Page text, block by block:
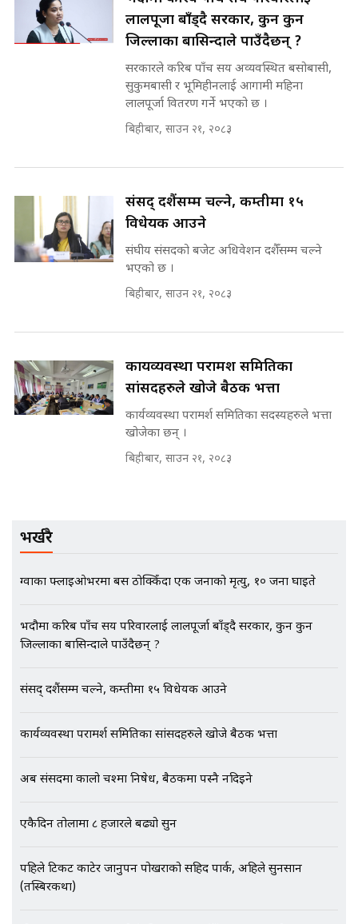
रसुवाकाे भाङ्गे झरना | Bhange
Waterfall of Rasuwa ||
SIDHAKURA ||
किन भइरहेछ ढिलाइ ?The Ring Road
SIDHAKURA |
पटकपटक भावुक बने गृहमन्त्री सुदन
SIDHAKURA ||
घुसको डिल गर्ने मन्त्रीकाे राजिनामा,
भूमिसुधार मन्त्रीलाई जोगाइदै ! ||
SIDHAKURA ||
प्रधानमन्त्री ? || SIDHAKURA ||
||
मन्त्री र पूर्व मन्त्रीको ७८ लाख घुस डिलको
अडियो | FULL AUDIO |
SIDHAKURA |
मन्त्री राजकुमारलाई घुस दिने विचौलीया
पूर्व मन्त्री रञ्जिता || SIDHAKURA
||
मन्त्रीले घुस डिल गरेको अडियो ! दुई झोला
काउन्सीलको बदनियत ! न्याय खोज्दै
गोप्य अडियो र म्यासेज, गृह मन्त्रालय
कनेक्सन ! || VISIT VISA SCAM
अर्ब बढी घुस!|| SIDHAKURA ||
एभरेष्ट अस्पताल फलोअपः CCTV फुटेज
लालपूर्जा बाँड्दै सरकार, कुन कुन
जिल्लाका बासिन्दाले पाउँदैछन् ?
सरकारले करिब पाँच सय अव्यवस्थित बसोबासी,
सुकुमबासी र भूमिहीनलाई आगामी महिना
लालपूर्जा वितरण गर्ने भएको छ ।
बिहीबार, साउन २१, २०८३
संसद् दशैंसम्म चल्ने, कम्तीमा १५
विधेयक आउने
संघीय संसदको बजेट अधिवेशन दशैँसम्म चल्ने
भएको छ ।
बिहीबार, साउन २१, २०८३
कार्यव्यवस्था परामर्श समितिका
सांसदहरुले खोजे बैठक भत्ता
कार्यव्यवस्था परामर्श समितिका सदस्यहरुले भत्ता
खोजेका छन् ।
बिहीबार, साउन २१, २०८३
भर्खरै
ग्वार्को फ्लाइओभरमा बस ठोक्किँदा एक जनाको मृत्यु, १० जना घाइते
भदौमा करिब पाँच सय परिवारलाई लालपूर्जा बाँड्दै सरकार, कुन कुन
जिल्लाका बासिन्दाले पाउँदैछन् ?
संसद् दशैंसम्म चल्ने, कम्तीमा १५ विधेयक आउने
कार्यव्यवस्था परामर्श समितिका सांसदहरुले खोजे बैठक भत्ता
अब संसदमा कालो चश्मा निषेध, बैठकमा पस्नै नदिइने
एकैदिन तोलामा ८ हजारले बढ्यो सुन
पहिले टिकट काटेर जानुपर्ने पोखराको सहिद पार्क, अहिले सुनसान
(तस्बिरकथा)